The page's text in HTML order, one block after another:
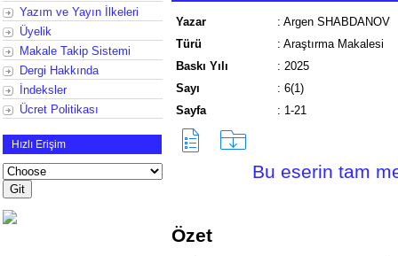
Yazım ve Yayın İlkeleri
Üyelik
Makale Takip Sistemi
Dergi Hakkında
İndeksler
Ücret Politikası
Hızlı Erişim
Yazar : Argen SHABDANOV
Türü
: Araştırma Makalesi
Baskı Yılı
: 2025
Sayı
: 6(1)
Sayfa
: 1-21
Bu eserin tam
Özet